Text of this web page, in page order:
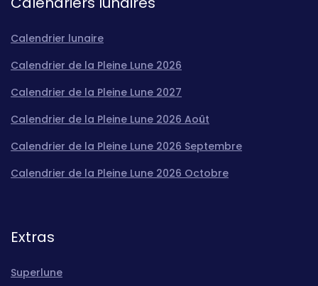
Calendrier lunaire
Calendrier de la Pleine Lune 2026
Calendrier de la Pleine Lune 2027
Calendrier de la Pleine Lune 2026 Août
Calendrier de la Pleine Lune 2026 Septembre
Calendrier de la Pleine Lune 2026 Octobre
Extras
Superlune